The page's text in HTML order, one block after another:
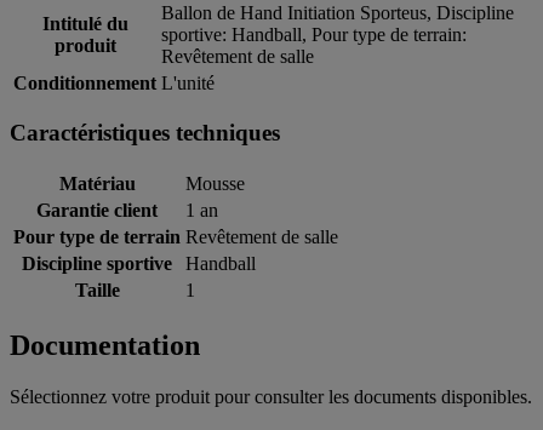
Intitulé du
produit
Ballon de Hand Initiation Sporteus, Discipline
sportive: Handball, Pour type de terrain:
Revêtement de salle
Conditionnement L'unité
Caractéristiques techniques
Matériau
Mousse
Garantie client
1 an
Pour type de terrain Revêtement de salle
Discipline sportive
Handball
Taille
1
Documentation
Sélectionnez votre produit pour consulter les documents disponibles.